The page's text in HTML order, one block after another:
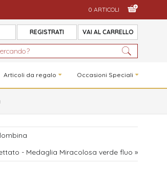
0 ARTICOLI
REGISTRATI VAI AL CARRELLO
Articoli da regalo Occasioni Speciali
- Medaglia Miracolosa verde fluo »